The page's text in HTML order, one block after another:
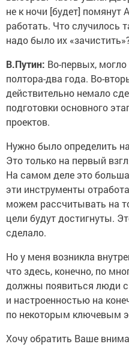
не к ночи [будет]
работать. Что случилось
надо было их
В.Путин: Во-первых,
полтора-два года. Во-
действительно немало
подготовки основного
проектов.
Нужно было определить
Это только на первый
На самом деле это
эти инструменты
можем рассчитывать на
цели будут достигнуты.
сделало.
Но у меня возникла
что здесь, конечно, по
должны появиться люди
и настроенностью на
по некоторым ключевым
Хочу обратить Ваше